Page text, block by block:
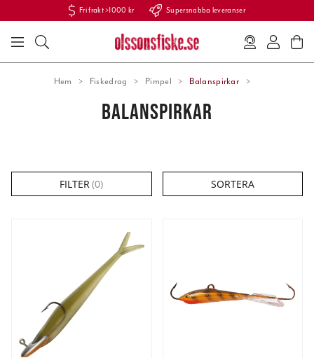
Fri frakt >1000 kr Supersnabba leveranser
Hem Fiskedrag Pimpel Balanspirkar
BALANSPIRKAR
FILTER (0) SORTERA